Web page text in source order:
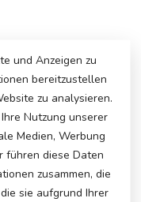
und Anzeigen zu
bereitzustellen
zu analysieren.
Nutzung unserer
Medien, Werbung
führen diese Daten
zusammen, die
sie aufgrund Ihrer